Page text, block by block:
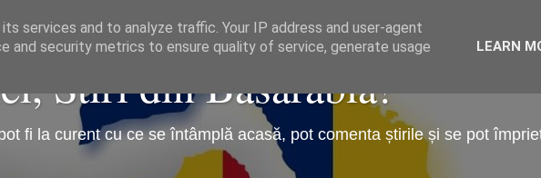
Stiri din Basarabia!
fi la curent cu ce se întâmplă acasă, pot comenta știrile și se pot
services and to analyze traffic. Your IP address and user-agent
and security metrics to ensure quality of service, generate usage
LEARN